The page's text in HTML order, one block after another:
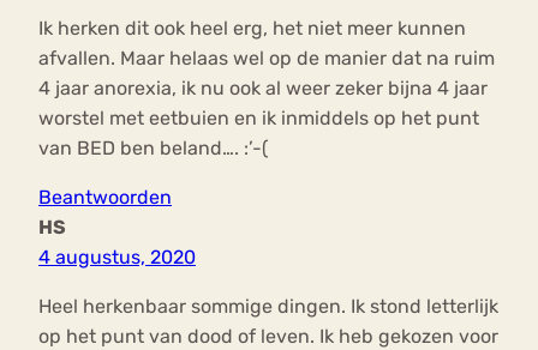
Ik herken dit ook heel erg, het niet meer kunnen
afvallen. Maar helaas wel op de manier dat na ruim
4 jaar anorexia, ik nu ook al weer zeker bijna 4 jaar
worstel met eetbuien en ik inmiddels op het punt
van BED ben beland…. :’-(
Beantwoorden
HS
4 augustus, 2020
Heel herkenbaar sommige dingen. Ik stond letterlijk
op het punt van dood of leven. Ik heb gekozen voor